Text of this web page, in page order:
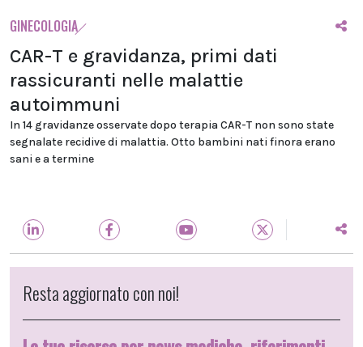
GINECOLOGIA
CAR-T e gravidanza, primi dati
rassicuranti nelle malattie
autoimmuni
In 14 gravidanze osservate dopo terapia CAR-T non sono state
segnalate recidive di malattia. Otto bambini nati finora erano
sani e a termine
Resta aggiornato con noi!